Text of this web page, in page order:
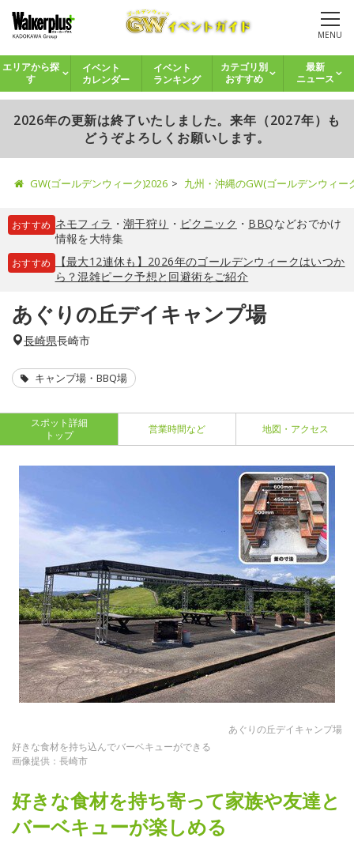
MENU
エリアから探
す
イベント
カレンダー
イベント
ランキング
カテゴリ別
おすすめ
最新
ニュース
2026年の更新は終了いたしました。来年（2027年）も
どうぞよろしくお願いします。
GW(ゴールデンウィーク)2026 九州・沖縄のGW(ゴールデンウィ
おすすめ ネモフィラ ・ 潮干狩り ・ ピクニック ・ BBQなどおでかけ
情報を大特集
おすすめ
【最大12連休も】2026年のゴールデンウィークはいつか
ら？混雑ピーク予想と回避術をご紹介
あぐりの丘デイキャンプ場
長崎県長崎市
キャンプ場・BBQ場
スポット詳細
トップ
営業時間など 地図・アクセス
あぐりの丘デイキャンプ場
好きな食材を持ち込んでバーベキューができる
画像提供：長崎市
好きな食材を持ち寄って家族や友達と
バーベキューが楽しめる